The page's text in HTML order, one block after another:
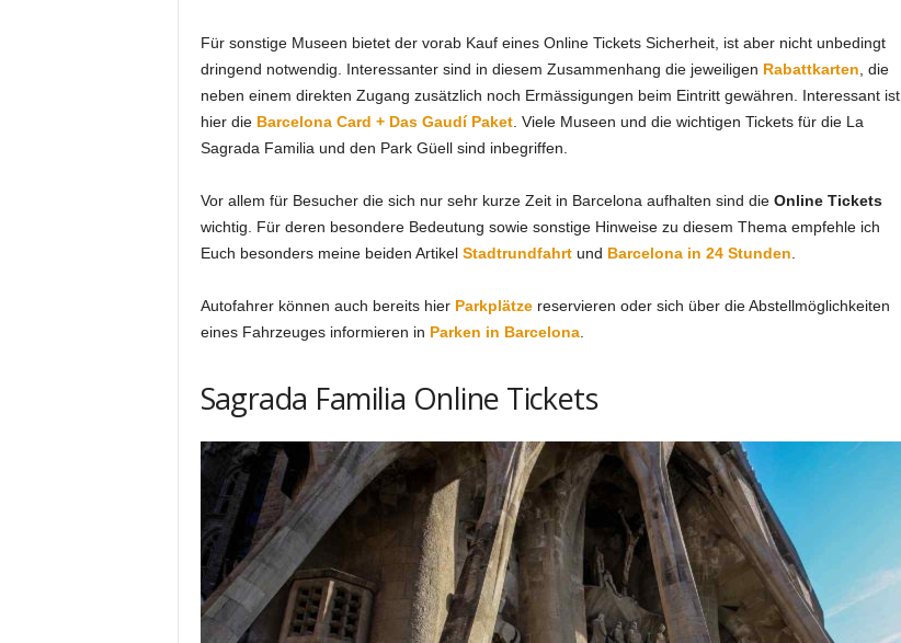
Für sonstige Museen bietet der vorab Kauf eines Online Tickets Sicherheit, ist aber nicht unbedingt
dringend notwendig. Interessanter sind in diesem Zusammenhang die jeweiligen Rabattkarten , die
neben einem direkten Zugang zusätzlich noch Ermässigungen beim Eintritt gewähren. Interessant ist
hier dieBarcelona Card + Das Gaudí Paket. Viele Museen und die wichtigen Tickets für die La
Sagrada Familia und den Park Güell sind inbegriffen.
Vor allem für Besucher die sich nur sehr kurze Zeit in Barcelona aufhalten sind die Online Tickets
wichtig. Für deren besondere Bedeutung sowie sonstige Hinweise zu diesem Thema empfehle ich
Euch besonders meine beiden Artikel Stadtrundfahrtund Barcelona in 24 Stunden
Autofahrer können auch bereits hier Parkplätzereservieren oder sich über die Abstellmöglichkeiten
eines Fahrzeuges informieren in Parken in Barcelona.
Sagrada Familia Online Tickets